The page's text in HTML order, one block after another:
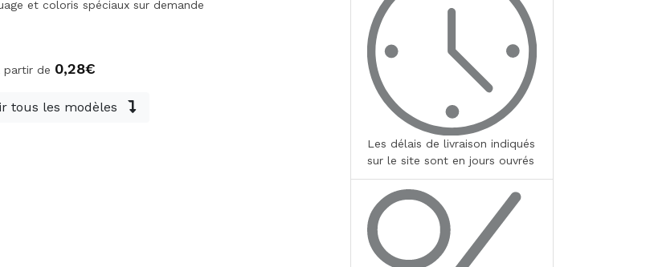
et coloris spéciaux sur demande
partir de 0,28€
tous les modèles
Les délais de livraison indiqués
sur le site sont en jours ouvrés